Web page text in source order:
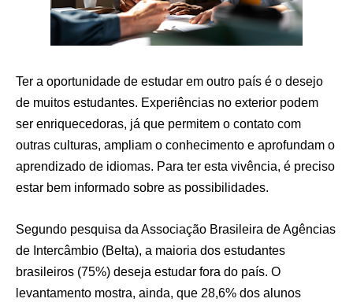
Ter a oportunidade de estudar em outro país é o desejo
de muitos estudantes. Experiências no exterior podem
ser enriquecedoras, já que permitem o contato com
outras culturas, ampliam o conhecimento e aprofundam o
aprendizado de idiomas. Para ter esta vivência, é preciso
estar bem informado sobre as possibilidades.
Segundo pesquisa da Associação Brasileira de Agências
de Intercâmbio (Belta), a maioria dos estudantes
brasileiros (75%) deseja estudar fora do país. O
levantamento mostra, ainda, que 28,6% dos alunos